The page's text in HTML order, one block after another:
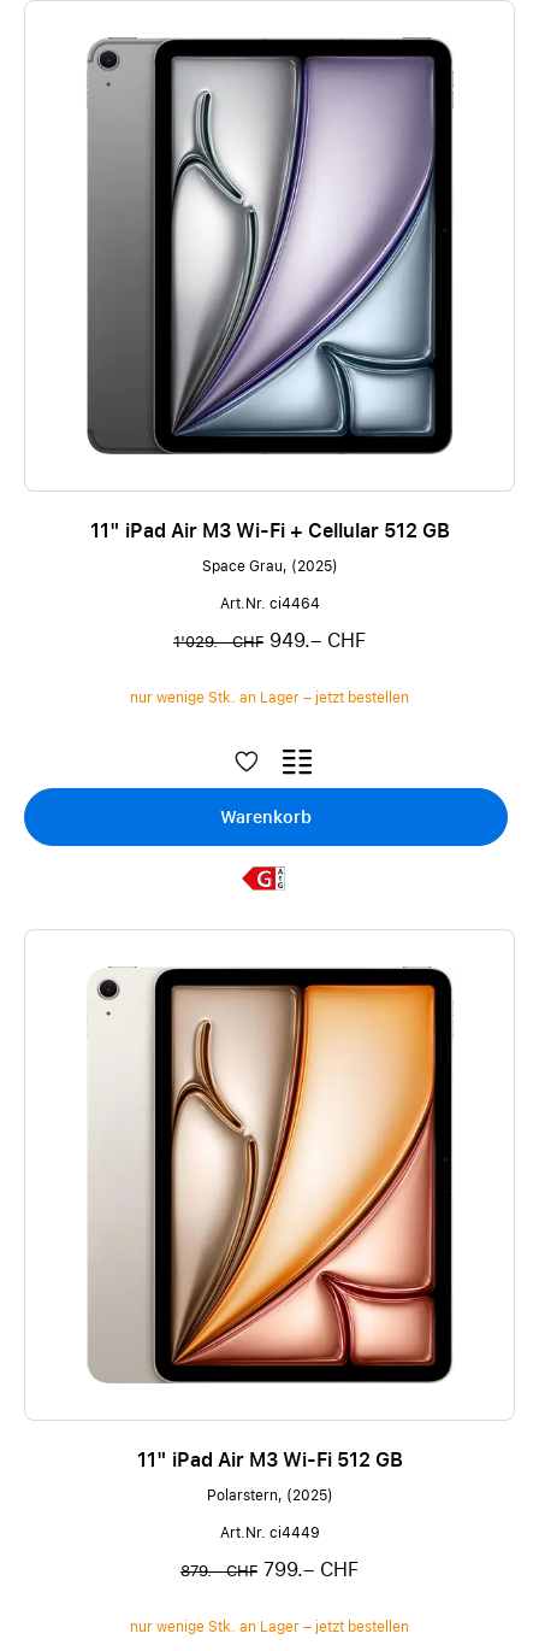
11" iPad Air M3 Wi-Fi + Cellular 512 GB
Space Grau, (2025)
Art.Nr. ci4464
1'029.– CHF 949.– CHF
nur wenige Stk. an Lager – jetzt bestellen
Warenkorb
11" iPad Air M3 Wi-Fi 512 GB
Polarstern, (2025)
Art.Nr. ci4449
879.– CHF 799.– CHF
nur wenige Stk. an Lager – jetzt bestellen